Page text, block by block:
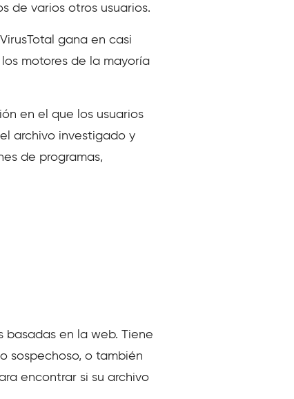
de varios otros usuarios.
gana en casi
motores de la mayoría
en el que los usuarios
archivo investigado y
de programas,
basadas en la web. Tiene
sospechoso, o también
encontrar si su archivo